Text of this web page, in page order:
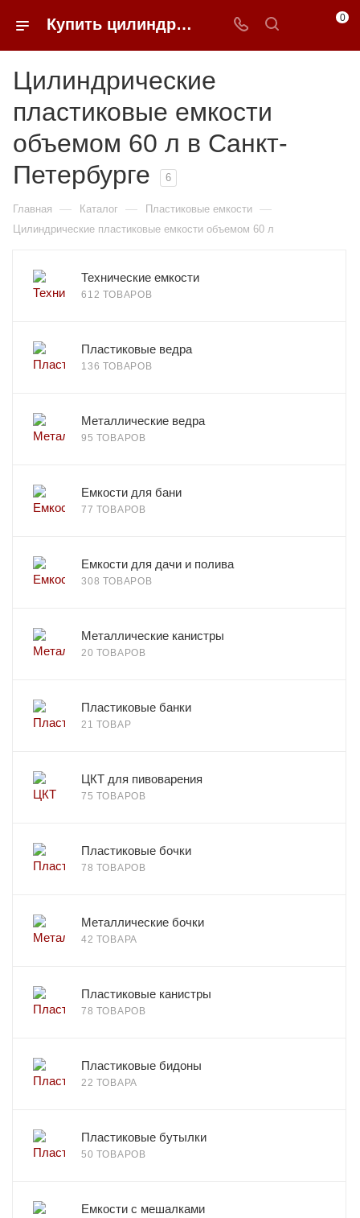
Купить цилиндрические пластиковые емкости объемом 60 л в Санкт-Петербурге | 0FFER 0
Цилиндрические
пластиковые емкости
объемом 60 л в Санкт-
Петербурге
6
Главная — Каталог — Пластиковые емкости —
Цилиндрические пластиковые емкости объемом 60 л
Технические емкости
612 ТОВАРОВ
Пластиковые ведра
136 ТОВАРОВ
Металлические ведра
95 ТОВАРОВ
Емкости для бани
77 ТОВАРОВ
Емкости для дачи и полива
308 ТОВАРОВ
Металлические канистры
20 ТОВАРОВ
Пластиковые банки
21 ТОВАР
ЦКТ для пивоварения
75 ТОВАРОВ
Пластиковые бочки
78 ТОВАРОВ
Металлические бочки
42 ТОВАРА
Пластиковые канистры
78 ТОВАРОВ
Пластиковые бидоны
22 ТОВАРА
Пластиковые бутылки
50 ТОВАРОВ
Емкости с мешалками